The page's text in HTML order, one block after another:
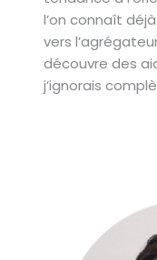
l’on connaît
vers
découvre des
j’ignorais